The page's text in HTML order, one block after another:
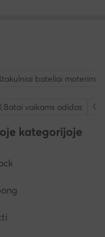
bateliai moterims
Batai vaikams adidas
kategorijoje